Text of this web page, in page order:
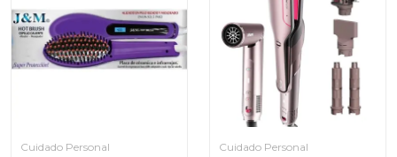
Cuidado Personal Cuidado Personal